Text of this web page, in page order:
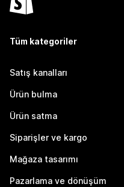
Tüm kategoriler
Satış kanalları
Ürün bulma
Ürün satma
Siparişler ve kargo
Mağaza tasarımı
Pazarlama ve dönüşüm